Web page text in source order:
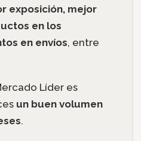
exposición, mejor
en los
en envíos, entre
Líder es
un buen volumen
.